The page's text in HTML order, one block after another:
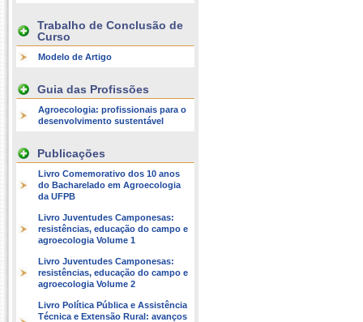
Trabalho de Conclusão de
Curso
Modelo de Artigo
Guia das Profissões
Agroecologia: profissionais para o
desenvolvimento sustentável
Publicações
Livro Comemorativo dos 10 anos
do Bacharelado em Agroecologia
da UFPB
Livro Juventudes Camponesas:
resistências, educação do campo e
agroecologia Volume 1
Livro Juventudes Camponesas:
resistências, educação do campo e
agroecologia Volume 2
Livro Política Pública e Assistência
Técnica e Extensão Rural: avanços